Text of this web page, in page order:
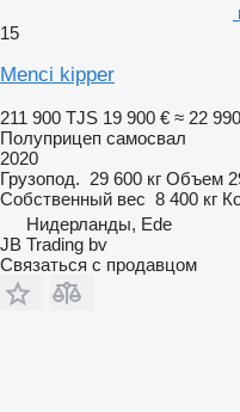
15
Menci kipper
211 900 TJS 19 900 € ≈ 22
Полуприцеп самосвал
2020
Грузопод. 29 600 кг Объем
Собственный вес 8 400 кг
Нидерланды, Ede
JB Trading bv
Связаться с продавцом